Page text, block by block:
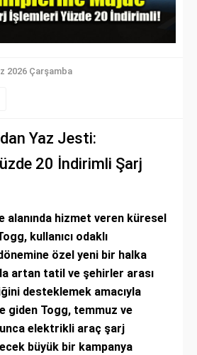
2026 Çarşamba
Yaz Jesti:
20 İndirimli Şarj
alanında hizmet veren küresel
kullanıcı odaklı
özel yeni bir halka
artan tatil ve şehirler arası
desteklemek amacıyla
giden Togg, temmuz ve
elektrikli araç şarj
büyük bir kampanya